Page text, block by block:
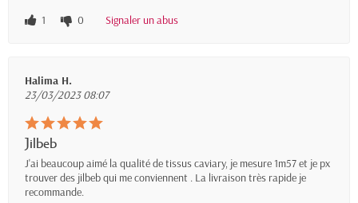
1
0 Signaler un abus
Halima H.
23/03/2023 08:07
Jilbeb
J'ai beaucoup aimé la qualité de tissus caviary, je mesure 1m57 et je px
trouver des jilbeb qui me conviennent . La livraison très rapide je
recommande.